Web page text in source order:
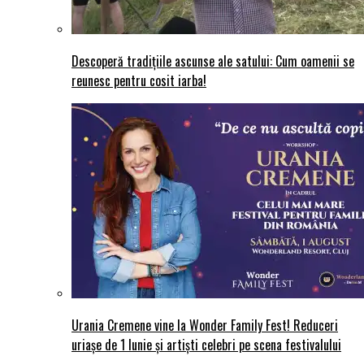
Descoperă tradițiile ascunse ale satului: Cum oamenii se
reunesc pentru cosit iarba!
Urania Cremene vine la Wonder Family Fest! Reduceri
uriașe de 1 Iunie și artiști celebri pe scena festivalului